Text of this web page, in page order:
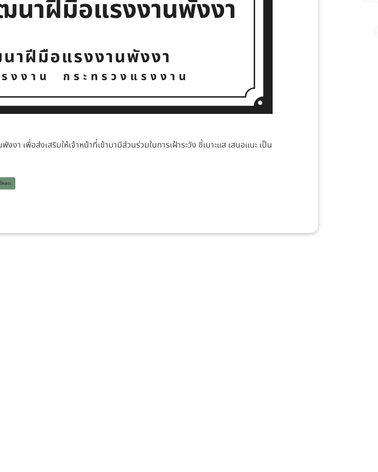
เพื่อส่งเสริมให้เจ้าหน้าที่เข้ามามีส่วนร่วมในการเฝ้าระวัง ชี้เบาะแส เสนอแนะ เป็น
หลด